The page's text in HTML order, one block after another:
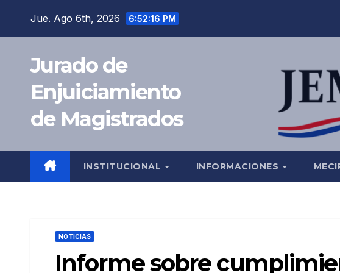
Jue. Ago 6th, 2026 6:52:17 PM
Jurado de
Enjuiciamiento
de Magistrados
INSTITUCIONAL INFORMACIONES
NOTICIAS
Informe sobre